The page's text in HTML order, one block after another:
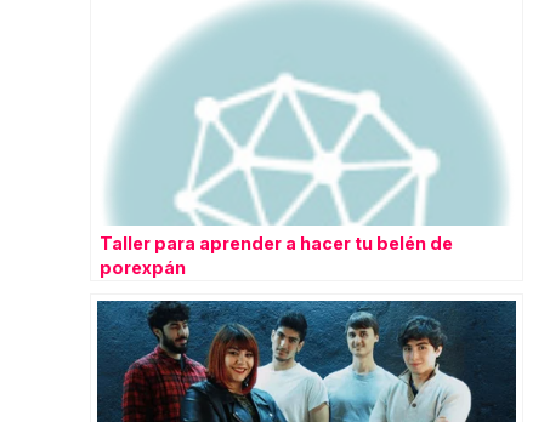
Taller para aprender a hacer tu belén de
porexpán